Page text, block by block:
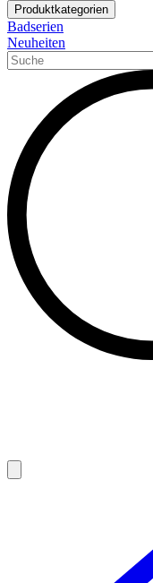
Produktkategorien
Badserien
Neuheiten